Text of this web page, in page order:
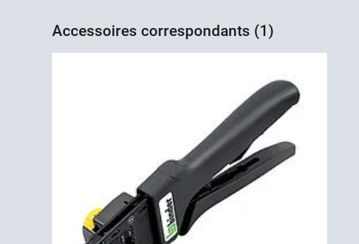
Accessoires correspondants (1)